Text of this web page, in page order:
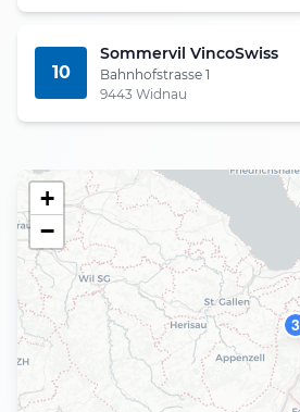
10
Sommervil VincoSwiss
Bahnhofstrasse 1
9443 Widnau
3
+
−